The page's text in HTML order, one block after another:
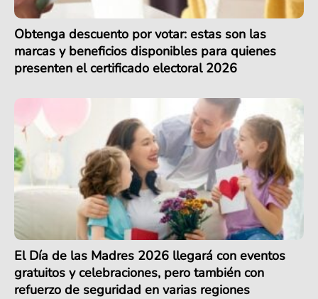
Obtenga descuento por votar: estas son las
marcas y beneficios disponibles para quienes
presenten el certificado electoral 2026
El Día de las Madres 2026 llegará con eventos
gratuitos y celebraciones, pero también con
refuerzo de seguridad en varias regiones